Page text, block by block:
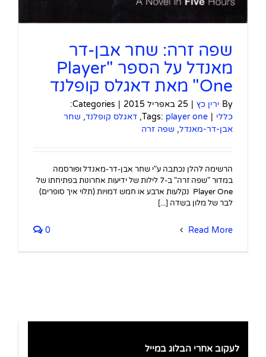
שפה זרה: שחר אבן-דר
מאנדל על הספר "Player
One" מאת דאגלס קופלנד
By ירין כץ | 25 באפריל 2015 |
Categories:
כללי |
Tags: player one
, דאגלס קופלנד, שחר
אבן-דר-מאנדל, שפה זרה
הרשימה להלן נכתבה ע"י שחר אבן-דר-מאנדל ופורסמה
במדור "שפה זרה" ב-7 לילות של ידיעות אחרונות בפתיחתו של
Player One נקלעות ארבע או חמש דמויות (תלוי איך סופרים)
לבר של מלון בשדה [...]
Read More
0
לעקוב אחרי הבלוג במייל